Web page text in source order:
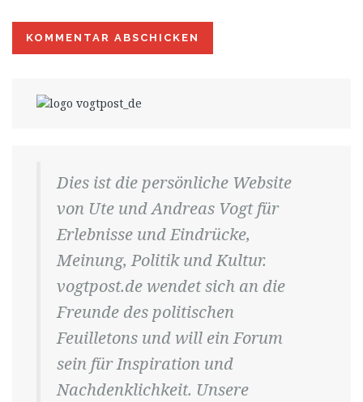
Dies ist die persönliche Website
von Ute und Andreas Vogt für
Erlebnisse und Eindrücke,
Meinung, Politik und Kultur.
vogtpost.de wendet sich an die
Freunde des politischen
Feuilletons und will ein Forum
sein für Inspiration und
Nachdenklichkeit. Unsere